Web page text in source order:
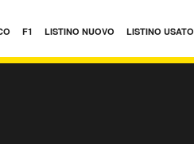
F1 LISTINO NUOVO LISTINO USATO